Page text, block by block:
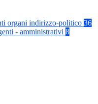
organi indirizzo-politico 36
- amministrativi 8